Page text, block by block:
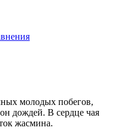
молодых побегов,
дождей. В сердце чая
жасмина.